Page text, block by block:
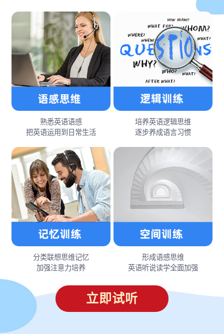
熟悉英语语感
把英语运用到日常生活
培养英语逻辑思维
逐步养成语言习惯
分类联想思维记忆
加强注意力培养
形成语感思维
英语听说读学全面加强
立即试听